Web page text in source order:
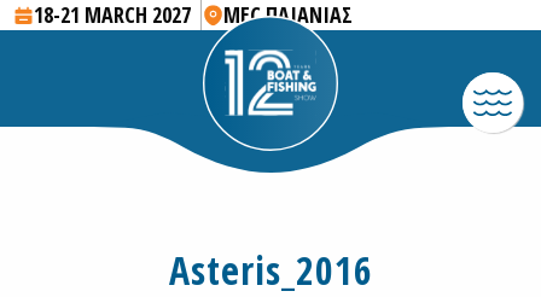
18-21 MARCH 2027 MEC ΠΑΙΑΝΙΑΣ
Asteris_2016